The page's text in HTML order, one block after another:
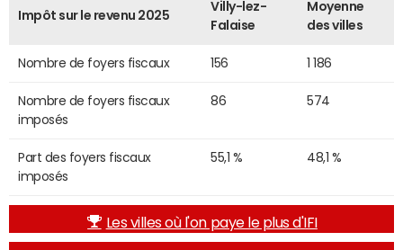
Impôt sur le revenu 2025
Villy-lez-
Falaise
Moyenne
des villes
Nombre de foyers fiscaux 156 1 186
Nombre de foyers fiscaux
imposés
86 574
Part des foyers fiscaux
imposés
55,1 % 48,1 %
Les villes où l'on paye le plus d'IFI